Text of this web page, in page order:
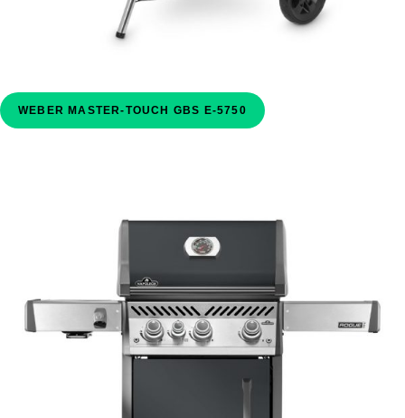
WEBER MASTER-TOUCH GBS E-5750